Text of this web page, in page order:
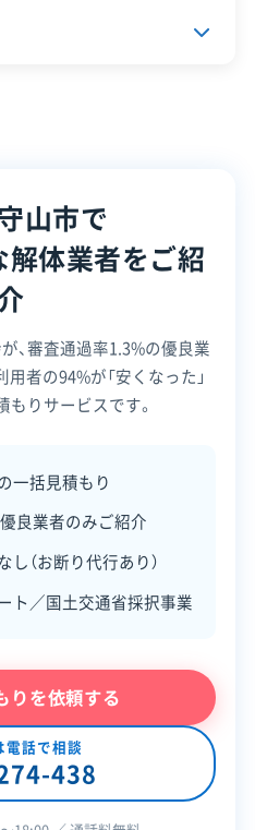
1年以上使用されていな
い個人所有の空き家。
度があると市に判定され
たもの。
も工事の契約・着工前に
、年度の途中でも受付が
の相談と手続きをおすす
式は、必ず自治体の公式
円
2098
・木・金・土
回収業
土木工事業
事業
許可】
事：第022227号
棄物収集運搬業許可】
事：第02500216435号
る
山市で
体業者をご紹
、審査通過率1.3%の優良業
用者の94%が「安くなった」
もりサービスです。
一括見積もり
良業者のみご紹介
（お断り代行あり）
ト／国土交通省採択事業
りを依頼する
電話で相談
438